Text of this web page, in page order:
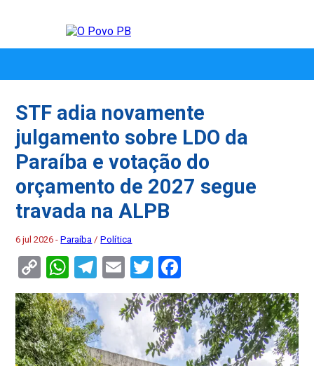
STF adia novamente
julgamento sobre LDO da
Paraíba e votação do
orçamento de 2027 segue
travada na ALPB
6 jul 2026 -Paraíba /Política
Copy
Link
WhatsApp
Telegram
EmailTwitter